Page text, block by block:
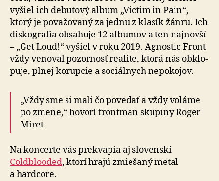
vyšiel ich debutový album „Victim in Pain“,
ktorý je po­va­žo­va­ný za jednu z klasík žánru. Ich
disko­gra­fia obsahuje 12 albumov a ten naj­novší
– „Get Loud!“ vyšiel v roku 2019. Agnostic Front
vždy ve­no­val po­zor­nosť realite, ktorá nás obklo­
pu­je, plnej ko­rup­cie a so­ciál­nych ne­po­ko­jov.
„Vždy sme si mali čo povedať a vždy voláme
po zmene,“ hovorí frontman skupiny Roger
Miret.
Na koncerte vás prekvapia aj slovenskí
Coldblooded, ktorí hrajú zmiešaný metal
a hard­core.